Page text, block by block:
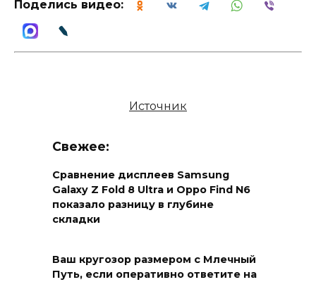
Поделись видео:
Источник
Свежее:
Сравнение дисплеев Samsung
Galaxy Z Fold 8 Ultra и Oppo Find N6
показало разницу в глубине
складки
Ваш кругозор размером с Млечный
Путь, если оперативно ответите на